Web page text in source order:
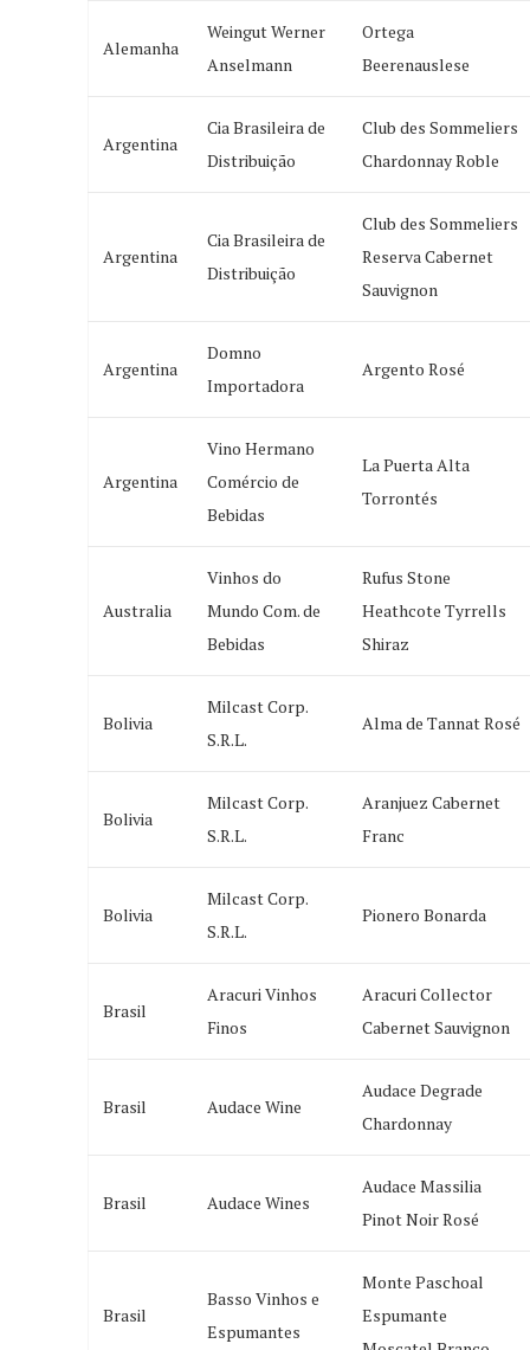
Alemanha
Weingut Werner
Anselmann
Ortega
Beerenauslese
Argentina
Cia Brasileira de
Distribuição
Club des Sommeliers
Chardonnay Roble
Argentina
Cia Brasileira de
Distribuição
Club des Sommeliers
Reserva Cabernet
Sauvignon
Argentina
Domno
Importadora
Argento Rosé
Argentina
Vino Hermano
Comércio de
Bebidas
La Puerta Alta
Torrontés
Australia
Vinhos do
Mundo Com. de
Bebidas
Rufus Stone
Heathcote Tyrrells
Shiraz
Bolivia
Milcast Corp.
S.R.L.
Alma de Tannat Rosé
Bolivia
Milcast Corp.
S.R.L.
Aranjuez Cabernet
Franc
Bolivia
Milcast Corp.
S.R.L.
Pionero Bonarda
Brasil
Aracuri Vinhos
Finos
Aracuri Collector
Cabernet Sauvignon
Brasil Audace Wine
Audace Degrade
Chardonnay
Brasil Audace Wines
Audace Massilia
Pinot Noir Rosé
Brasil
Basso Vinhos e
Espumantes
Monte Paschoal
Espumante